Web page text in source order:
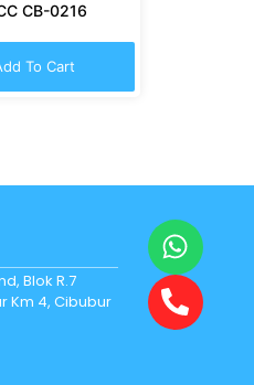
CB-0216
To Cart
Blok R.7
Km 4, Cibubur